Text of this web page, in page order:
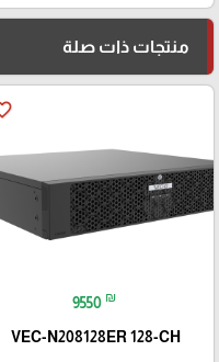
منتجات ذات صلة
9550 ₪
VEC-N208128ER 128-CH